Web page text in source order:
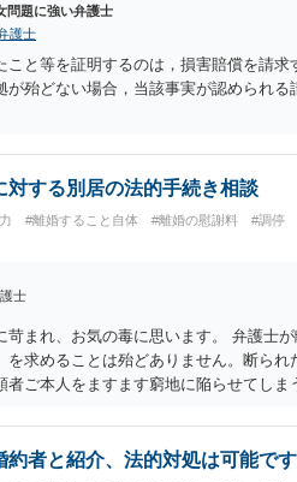
問題に強い弁護士
護士
こと等を証明するのは，損害賠償を請
が殆どない場合，当該事実が認められ
対する別居の法的手続き相談
#離婚すること自体 #離婚の慰謝料 #調停
士
苛まれ、お気の毒に思います。 弁護士
を求めることは殆どありません。断ら
者ご本人をますます窮地に陥らせてし
約者と紹介、法的対処は可能で